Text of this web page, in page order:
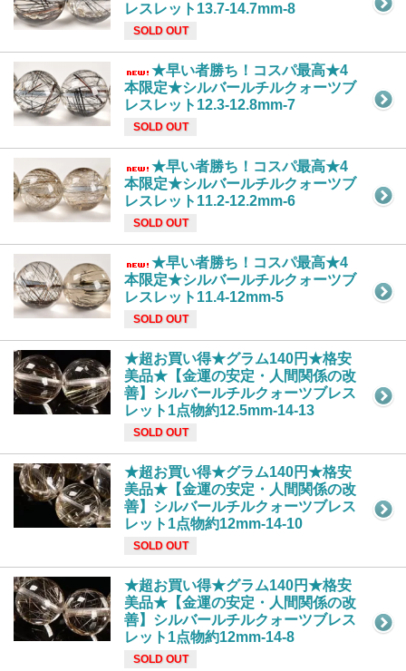
レスレット13.7-14.7mm-8
SOLD OUT
★早い者勝ち！コスパ最高★4
本限定★シルバールチルクォーツブ
レスレット12.3-12.8mm-7
SOLD OUT
★早い者勝ち！コスパ最高★4
本限定★シルバールチルクォーツブ
レスレット11.2-12.2mm-6
SOLD OUT
★早い者勝ち！コスパ最高★4
本限定★シルバールチルクォーツブ
レスレット11.4-12mm-5
SOLD OUT
★超お買い得★グラム140円★格安
美品★【金運の安定・人間関係の改
善】シルバールチルクォーツブレス
レット1点物約12.5mm-14-13
SOLD OUT
★超お買い得★グラム140円★格安
美品★【金運の安定・人間関係の改
善】シルバールチルクォーツブレス
レット1点物約12mm-14-10
SOLD OUT
★超お買い得★グラム140円★格安
美品★【金運の安定・人間関係の改
善】シルバールチルクォーツブレス
レット1点物約12mm-14-8
SOLD OUT